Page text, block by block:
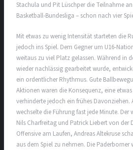
Stachula und Pit Lüschper die Teilnahme
Basketball-Bundesliga – schon nach vier
Mit etwas zu wenig Intensität starteten die
jedoch ins Spiel. Dem Gegner um U16-
weitaus zu viel Platz gelassen. Während in
wieder nachlässig gearbeitet wurde,
ein ordentlicher Rhythmus. Gute
Aktionen waren die Konsequenz, eine
verhinderte jedoch ein frühes Davonziehen.
wechselte die Führung fast jede Minute. Der
Nils Charfreitag und Patrick Liebert von der
Offensive am Laufen, Andreas Altekruse
aus dem Spiel zu nehmen. Die